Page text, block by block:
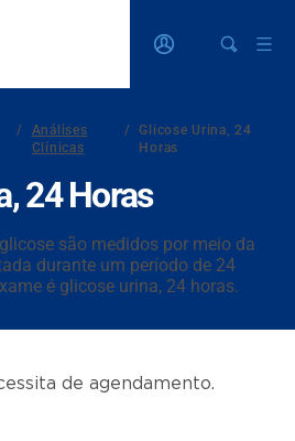
/
Análises
Clínicas
/
Glicose Urina, 24
Horas
24 Horas
são medidos por meio da
durante um período de 24
é glicose urina, 24 horas.
de agendamento.